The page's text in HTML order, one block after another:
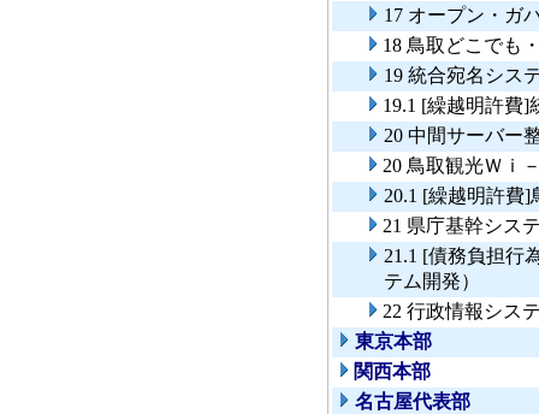
17 オープン・ガ
18 鳥取どこでも
19 統合宛名シス
19.1 [繰越明許費]
20 中間サーバー
20 鳥取観光Ｗｉ
20.1 [繰越明許費
21 県庁基幹シス
21.1 [債務負担行
テム開発）
22 行政情報シス
東京本部
関西本部
名古屋代表部